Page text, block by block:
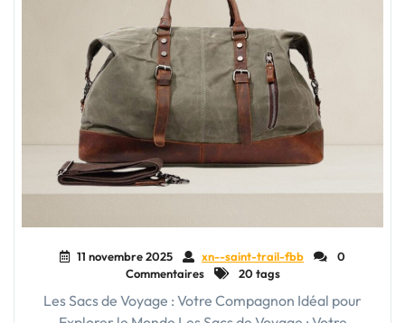
!"
11 novembre 2025 xn--saint-trail-fbb
0
Commentaires
20 tags
Les Sacs de Voyage : Votre Compagnon Idéal pour